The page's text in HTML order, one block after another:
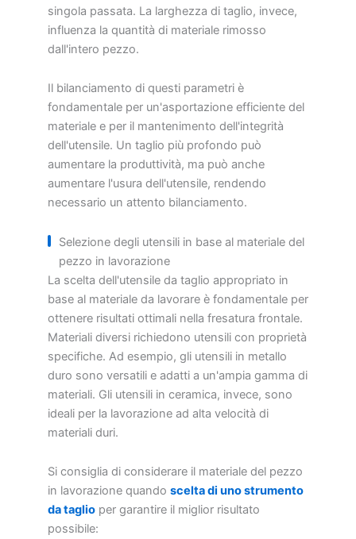
singola passata. La larghezza di taglio, invece,
influenza la quantità di materiale rimosso
dall'intero pezzo.
Il bilanciamento di questi parametri è
fondamentale per un'asportazione efficiente del
materiale e per il mantenimento dell'integrità
dell'utensile. Un taglio più profondo può
aumentare la produttività, ma può anche
aumentare l'usura dell'utensile, rendendo
necessario un attento bilanciamento.
Selezione degli utensili in base al materiale del
pezzo in lavorazione
La scelta dell'utensile da taglio appropriato in
base al materiale da lavorare è fondamentale per
ottenere risultati ottimali nella fresatura frontale.
Materiali diversi richiedono utensili con proprietà
specifiche. Ad esempio, gli utensili in metallo
duro sono versatili e adatti a un'ampia gamma di
materiali. Gli utensili in ceramica, invece, sono
ideali per la lavorazione ad alta velocità di
materiali duri.
Si consiglia di considerare il materiale del pezzo
in lavorazione quando scelta di uno strumento
da taglio per garantire il miglior risultato
possibile: